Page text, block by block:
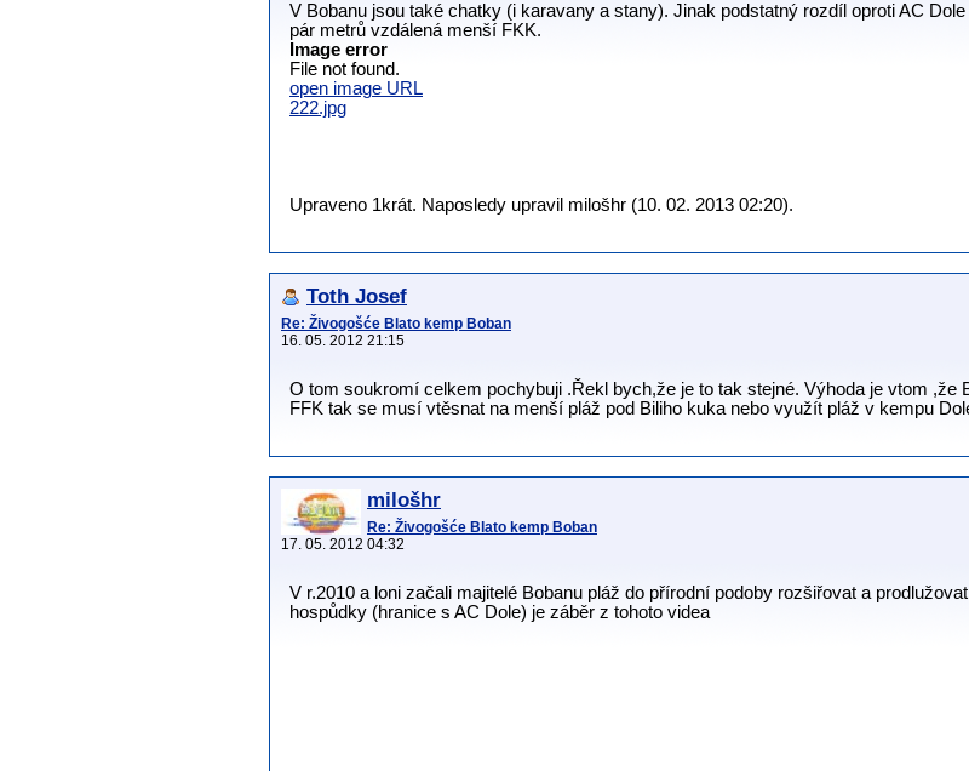
V Bobanu jsou také chatky (i karavany a stany). Jinak podstatný rozdíl oproti AC
pár metrů vzdálená menší FKK.
Image error
File not found.
open image URL
222.jpg
Upraveno 1krát. Naposledy upravil milošhr (10. 02. 2013 02:20).
Toth Josef
Re: Živogošće Blato kemp Boban
16. 05. 2012 21:15
O tom soukromí celkem pochybuji .Řekl bych,že je to tak stejné. Výhoda je vtom ,že
FFK tak se musí vtěsnat na menší pláž pod Biliho kuka nebo využít pláž v kempu
milošhr
Re: Živogošće Blato kemp Boban
17. 05. 2012 04:32
V r.2010 a loni začali majitelé Bobanu pláž do přírodní podoby rozšiřovat a
hospůdky (hranice s AC Dole) je záběr z tohoto videa